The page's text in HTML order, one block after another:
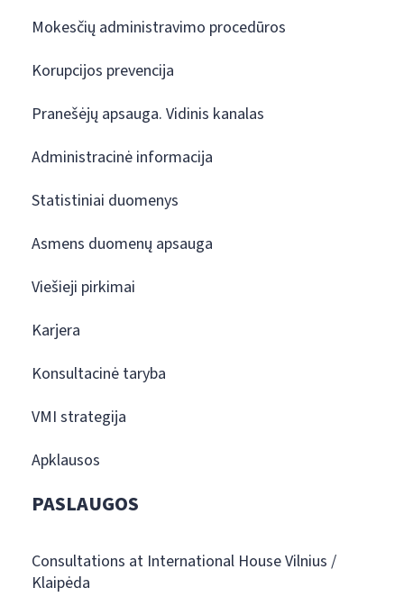
Mokesčių administravimo procedūros
Korupcijos prevencija
Pranešėjų apsauga. Vidinis kanalas
Administracinė informacija
Statistiniai duomenys
Asmens duomenų apsauga
Viešieji pirkimai
Karjera
Konsultacinė taryba
VMI strategija
Apklausos
PASLAUGOS
Consultations at International House Vilnius /
Klaipėda